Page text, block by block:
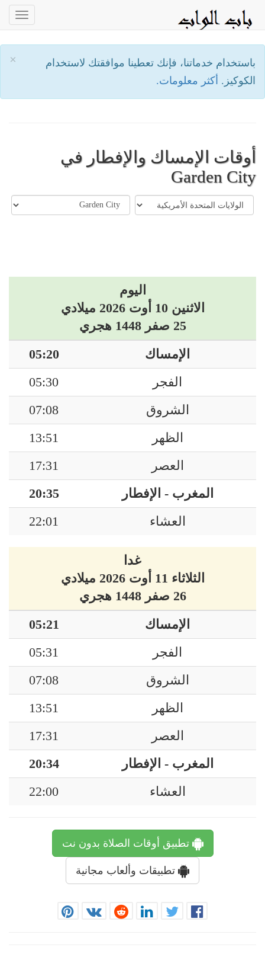
×
باستخدام خدماتنا، فإنك تعطينا موافقتك لاستخدام
الكوكيز. أكثر معلومات.
أوقات الإمساك والإفطار في
Garden City
اليوم
الاثنين 10 أوت 2026 ميلادي
25 صفر 1448 هجري
الإمساك
05:20
الفجر
05:30
الشروق
07:08
الظهر
13:51
العصر
17:31
المغرب - الإفطار
20:35
العشاء
22:01
غدا
الثلاثاء 11 أوت 2026 ميلادي
26 صفر 1448 هجري
الإمساك
05:21
الفجر
05:31
الشروق
07:08
الظهر
13:51
العصر
17:31
المغرب - الإفطار
20:34
العشاء
22:00
تطبيق أوقات الصلاة بدون نت
تطبيقات وألعاب مجانية